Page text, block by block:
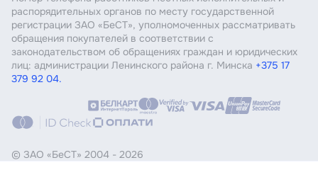
распорядительных органов по месту государственной
регистрации ЗАО «БеСТ», уполномоченных рассматривать
обращения покупателей в соответствии с
законодательством об обращениях граждан и юридических
лиц: администрации Ленинского района г. Минска +375 17
379 92 04.
© ЗАО «БеСТ» 2004 - 2026